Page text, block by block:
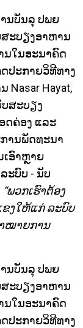
ນບັນລຸ ປພຍ
ະບຽງອາຫານ
ນໃນອະນາຄົດ
ປະກາຍວິທີທາງ
Nasar Hayat,
ບສະບຽງ
ດຄ່ອງ ແລະ
ານພັດທະນາ
ເອົາຫຼາຍ
ະບົບ - ນັບ
“ພວກເຮົາຕ້ອງ
ຂງໃຫ້ແກ່ ລະບົບ
ໝາຍການ
ນບັນລຸ ປພຍ
ະບຽງອາຫານ
ນໃນອະນາຄົດ
ປະກາຍວິທີທາງ